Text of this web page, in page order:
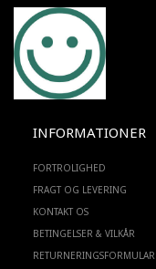
INFORMATIONER
FORTROLIGHED
FRAGT OG LEVERING
KONTAKT OS
BETINGELSER & VILKÅR
RETURNERINGSFORMULAR